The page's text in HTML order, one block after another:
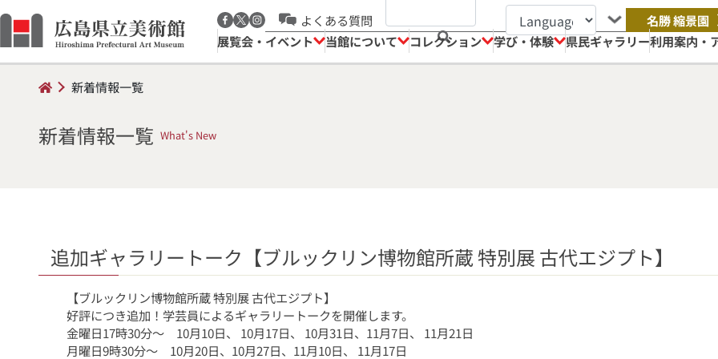
よくある質問
名勝 縮景園
展覧会・イベント
当館について コレクション 学び・体験 県民ギャラリー利用案内・
新着情報一覧
新着情報一覧 What's New
追加ギャラリートーク【ブルックリン博物館所蔵 特別展 古代エジプト】
【ブルックリン博物館所蔵 特別展 古代エジプト】
好評につき追加！学芸員によるギャラリートークを開催します。
金曜日17時30分～ 10月10日、 10月17日、 10月31日、11月7日、 11月21日
月曜日9時30分～ 10月20日、10月27日、11月10日、 11月17日